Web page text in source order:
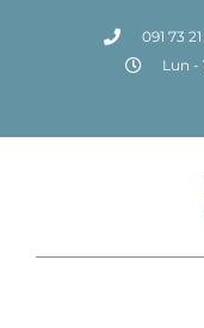
091 73
Lun -